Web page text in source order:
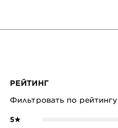
РЕЙТИНГ
Фильтровать по рейтингу
5★